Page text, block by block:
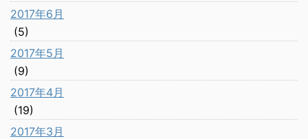
2017年6月
(5)
2017年5月
(9)
2017年4月
(19)
2017年3月